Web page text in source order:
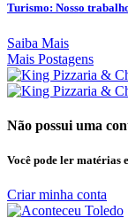
Turismo: Nosso
Saiba Mais
Mais Postagens
Não possui uma
Você pode ler matérias
Criar minha conta